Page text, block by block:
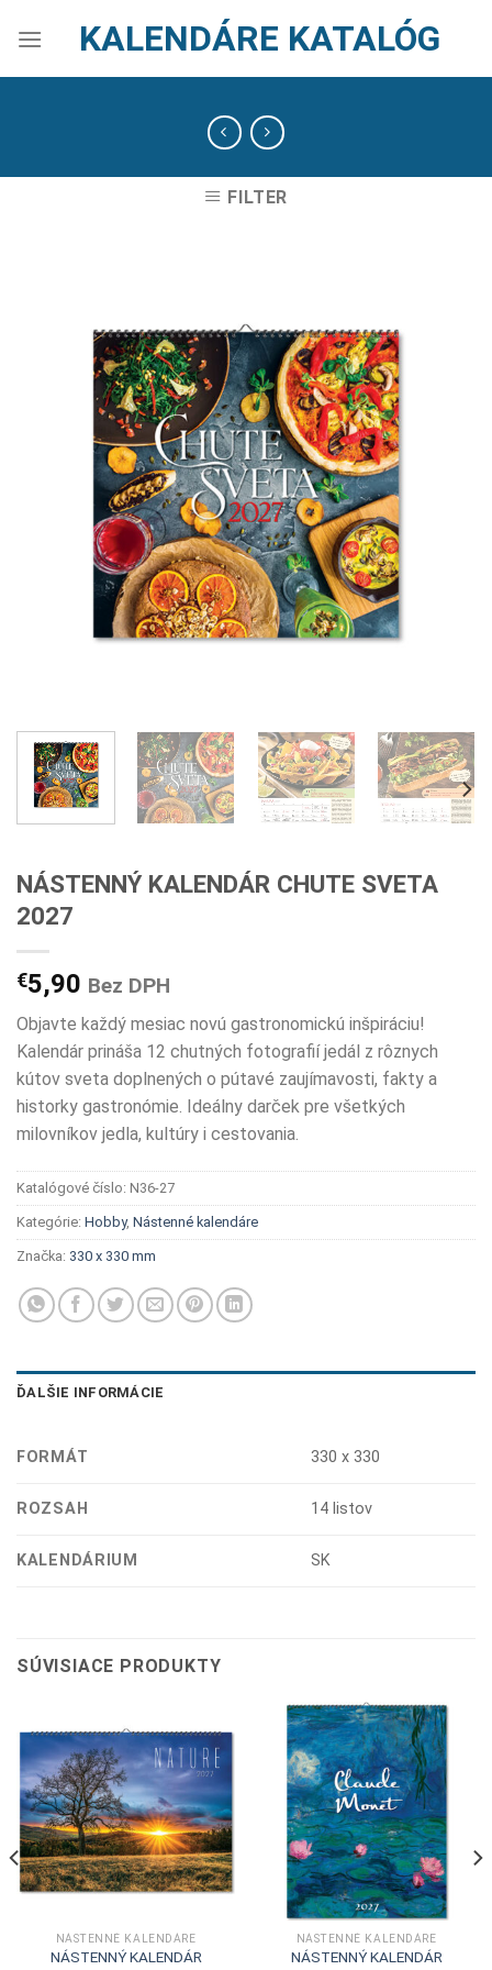
KALENDÁRE KATALÓG
FILTER
NÁSTENNÝ KALENDÁR CHUTE SVETA
2027
€5,90 Bez DPH
Objavte každý mesiac novú gastronomickú inšpiráciu!
Kalendár prináša 12 chutných fotografií jedál z rôznych
kútov sveta doplnených o pútavé zaujímavosti, fakty a
historky gastronómie. Ideálny darček pre všetkých
milovníkov jedla, kultúry i cestovania.
Katalógové číslo: N36-27
Kategórie: Hobby, Nástenné kalendáre
Značka: 330 x 330 mm
ĎALŠIE INFORMÁCIE
FORMÁT 330 x 330
ROZSAH 14 listov
KALENDÁRIUM SK
SÚVISIACE PRODUKTY
NÁSTENNÉ KALENDÁRE
NÁSTENNÝ KALENDÁR
NÁSTENNÉ KALENDÁRE
NÁSTENNÝ KALENDÁR